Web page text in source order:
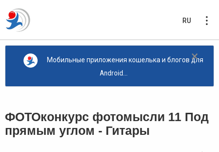
RU
×
Мобильные приложения кошелька и блогов для
Android...
ФОТОконкурс фотомысли 11 Под
прямым углом - Гитары